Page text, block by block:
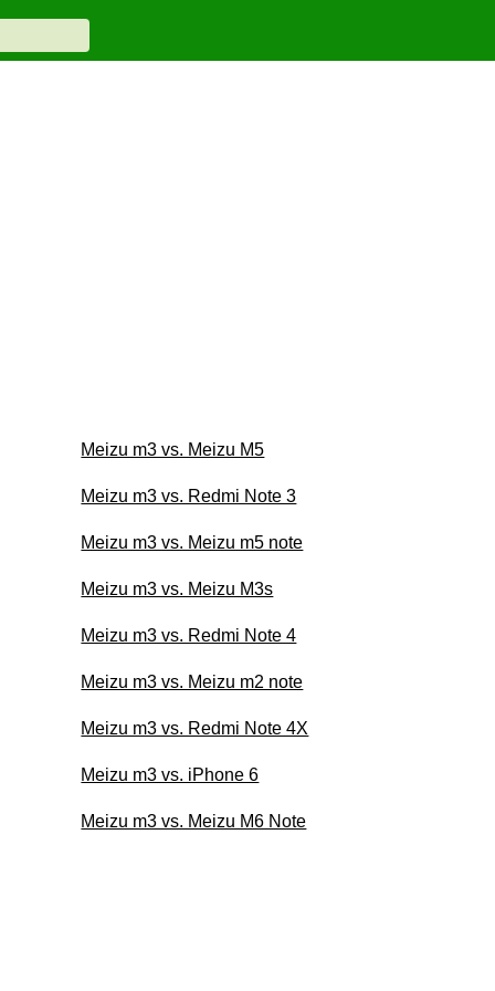
Meizu m3 vs. Meizu M5
Meizu m3 vs. Redmi Note 3
Meizu m3 vs. Meizu m5 note
Meizu m3 vs. Meizu M3s
Meizu m3 vs. Redmi Note 4
Meizu m3 vs. Meizu m2 note
Meizu m3 vs. Redmi Note 4X
Meizu m3 vs. iPhone 6
Meizu m3 vs. Meizu M6 Note